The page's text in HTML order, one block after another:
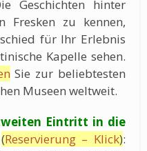
Geschichten hinter
Fresken zu kennen,
für Ihr Erlebnis
Kapelle sehen.
Sie zur beliebtesten
Museen weltweit.
Eintritt in die
(Reservierung – Klick):